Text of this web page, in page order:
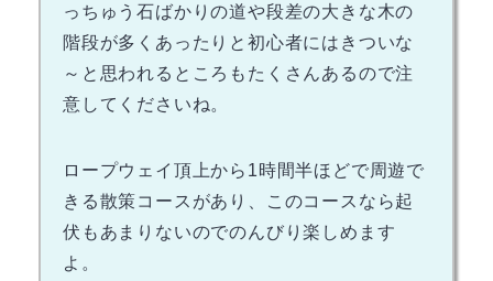
っちゅう石ばかりの道や段差の大きな木の
階段が多くあったりと初心者にはきついな
～と思われるところもたくさんあるので注
意してくださいね。
ロープウェイ頂上から1時間半ほどで周遊で
きる散策コースがあり、このコースなら起
伏もあまりないのでのんびり楽しめます
よ。